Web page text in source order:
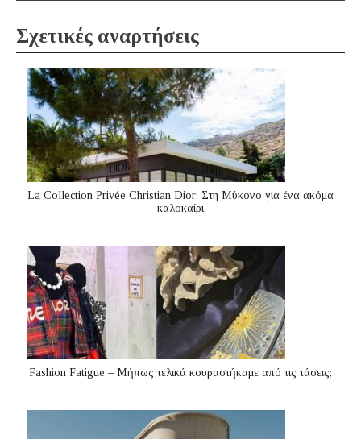
Σχετικές αναρτήσεις
La Collection Privée Christian Dior: Στη Μύκονο για ένα ακόμα
καλοκαίρι
Fashion Fatigue – Μήπως τελικά κουραστήκαμε από τις τάσεις;